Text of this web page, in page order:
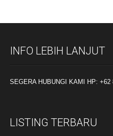
INFO LEBIH LANJUT
SEGERA HUBUNGI KAMI HP: +62
LISTING TERBARU